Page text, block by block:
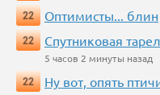
22
Оптимисты... блин
22
Спутниковая
5 часов 2 минуты назад
22
Ну вот, опять